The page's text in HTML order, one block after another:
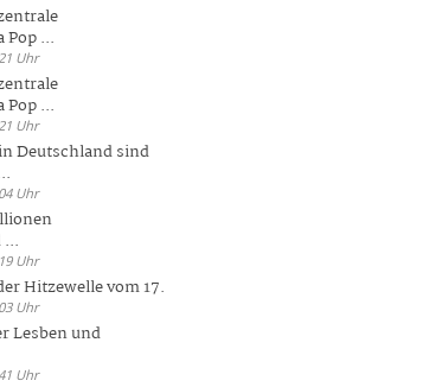
Pop ...
Uhr
Pop ...
Uhr
Deutschland sind
Uhr
Uhr
Hitzewelle vom 17.
Uhr
Lesben und
Uhr